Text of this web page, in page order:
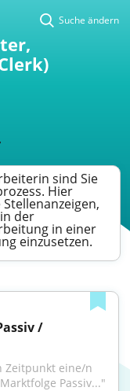
Suche ändern
sind Sie
Hier
der
in einer
einzusetzen.
/
Zeitpunkt eine/n
Passiv..."